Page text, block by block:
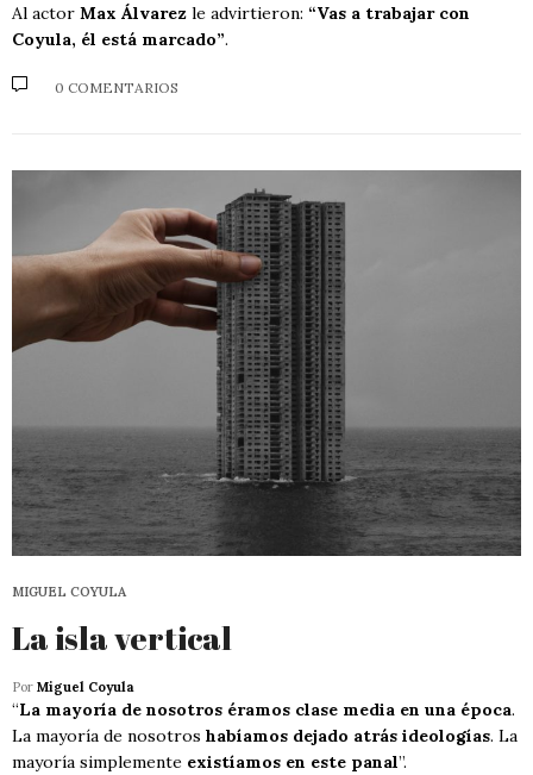
Al actor Max Álvarez le advirtieron: “Vas a trabajar con
Coyula, él está marcado”.
0 COMENTARIOS
MIGUEL COYULA
La isla vertical
Por Miguel Coyula
“La mayoría de nosotros éramos clase media en una época.
La mayoría de nosotros habíamos dejado atrás ideologías. La
mayoría simplemente existíamos en este panal”.